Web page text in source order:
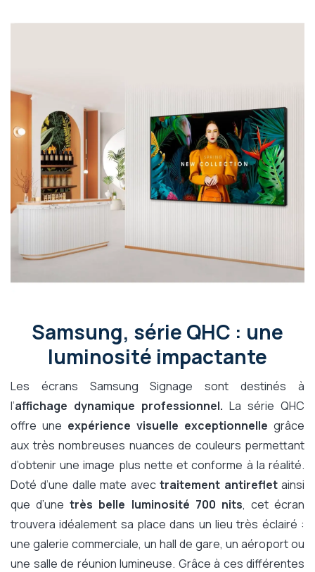
Samsung, série QHC : une
luminosité impactante
Les écrans Samsung Signage sont destinés à
l’affichage dynamique professionnel. La série QHC
offre une expérience visuelle exceptionnelle grâce
aux très nombreuses nuances de couleurs permettant
d’obtenir une image plus nette et conforme à la réalité.
Doté d’une dalle mate avectraitement antirefletainsi
que d’unetrès belle luminosité 700 nits, cet écran
trouvera idéalement sa place dans un lieu très éclairé :
une galerie commerciale, un hall de gare, un aéroport ou
une salle de réunion lumineuse. Grâce à ces différentes